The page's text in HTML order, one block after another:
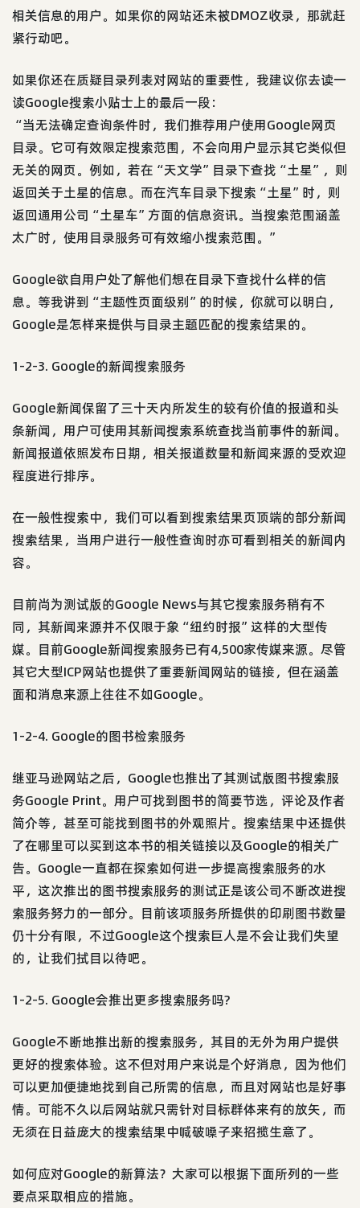
相关信息的用户。如果你的网站还未被DMOZ收录，那就赶
紧行动吧。
如果你还在质疑目录列表对网站的重要性，我建议你去读一
读Google搜索小贴士上的最后一段：
“当无法确定查询条件时，我们推荐用户使用Google网页
目录。它可有效限定搜索范围，不会向用户显示其它类似但
无关的网页。例如，若在“天文学”目录下查找“土星”，则
返回关于土星的信息。而在汽车目录下搜索“土星”时，则
返回通用公司“土星车”方面的信息资讯。当搜索范围涵盖
太广时，使用目录服务可有效缩小搜索范围。”
Google欲自用户处了解他们想在目录下查找什么样的信
息。等我讲到“主题性页面级别”的时候，你就可以明白，
Google是怎样来提供与目录主题匹配的搜索结果的。
1-2-3. Google的新闻搜索服务
Google新闻保留了三十天内所发生的较有价值的报道和头
条新闻，用户可使用其新闻搜索系统查找当前事件的新闻。
新闻报道依照发布日期，相关报道数量和新闻来源的受欢迎
程度进行排序。
在一般性搜索中，我们可以看到搜索结果页顶端的部分新闻
搜索结果，当用户进行一般性查询时亦可看到相关的新闻内
容。
目前尚为测试版的Google News与其它搜索服务稍有不
同，其新闻来源并不仅限于象“纽约时报”这样的大型传
媒。目前Google新闻搜索服务已有4,500家传媒来源。尽管
其它大型ICP网站也提供了重要新闻网站的链接，但在涵盖
面和消息来源上往往不如Google。
1-2-4. Google的图书检索服务
继亚马逊网站之后，Google也推出了其测试版图书搜索服
务Google Print。用户可找到图书的简要节选，评论及作者
简介等，甚至可能找到图书的外观照片。搜索结果中还提供
了在哪里可以买到这本书的相关链接以及Google的相关广
告。Google一直都在探索如何进一步提高搜索服务的水
平，这次推出的图书搜索服务的测试正是该公司不断改进搜
索服务努力的一部分。目前该项服务所提供的印刷图书数量
仍十分有限，不过Google这个搜索巨人是不会让我们失望
的，让我们拭目以待吧。
1-2-5. Google会推出更多搜索服务吗?
Google不断地推出新的搜索服务，其目的无外为用户提供
更好的搜索体验。这不但对用户来说是个好消息，因为他们
可以更加便捷地找到自己所需的信息，而且对网站也是好事
情。可能不久以后网站就只需针对目标群体来有的放矢，而
无须在日益庞大的搜索结果中喊破嗓子来招揽生意了。
如何应对Google的新算法？大家可以根据下面所列的一些
要点采取相应的措施。